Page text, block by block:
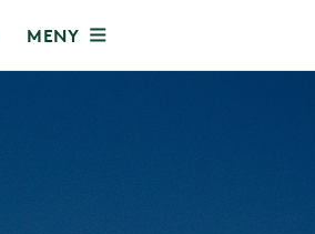
MENY